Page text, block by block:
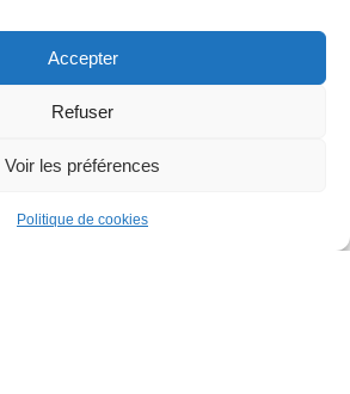
Accepter
Refuser
Voir les préférences
Politique de cookies
CGV